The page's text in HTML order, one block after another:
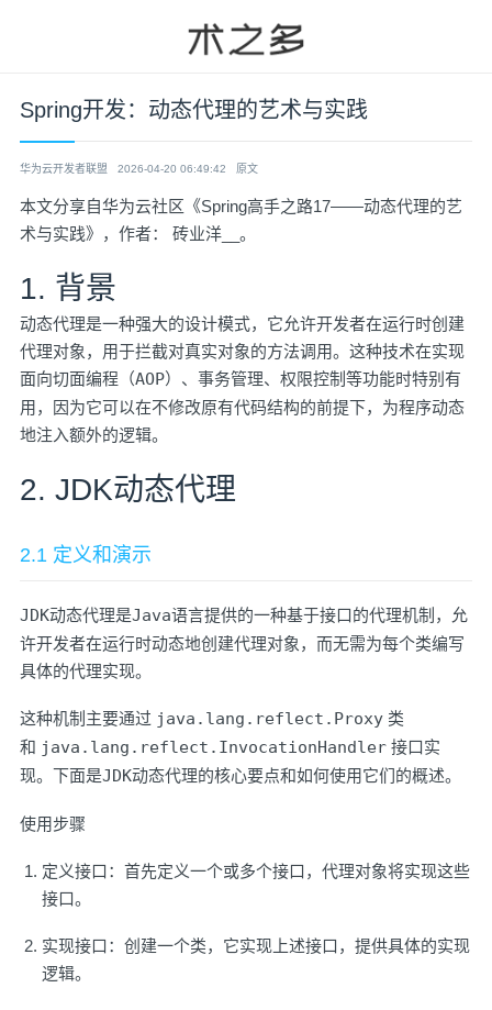
Spring开发：动态代理的艺术与实践
华为云开发者联盟 2026-04-20 06:49:42 原文
本文分享自华为云社区《Spring高手之路17——动态代理的艺
术与实践》，作者： 砖业洋__。
1. 背景
动态代理是一种强大的设计模式，它允许开发者在运行时创建
代理对象，用于拦截对真实对象的方法调用。这种技术在实现
面向切面编程（AOP）、事务管理、权限控制等功能时特别有
用，因为它可以在不修改原有代码结构的前提下，为程序动态
地注入额外的逻辑。
2. JDK动态代理
2.1 定义和演示
JDK动态代理是Java语言提供的一种基于接口的代理机制，允
许开发者在运行时动态地创建代理对象，而无需为每个类编写
具体的代理实现。
这种机制主要通过 java.lang.reflect.Proxy 类
和 java.lang.reflect.InvocationHandler 接口实
现。下面是JDK动态代理的核心要点和如何使用它们的概述。
使用步骤
定义接口：首先定义一个或多个接口，代理对象将实现这些
接口。
实现接口：创建一个类，它实现上述接口，提供具体的实现
逻辑。